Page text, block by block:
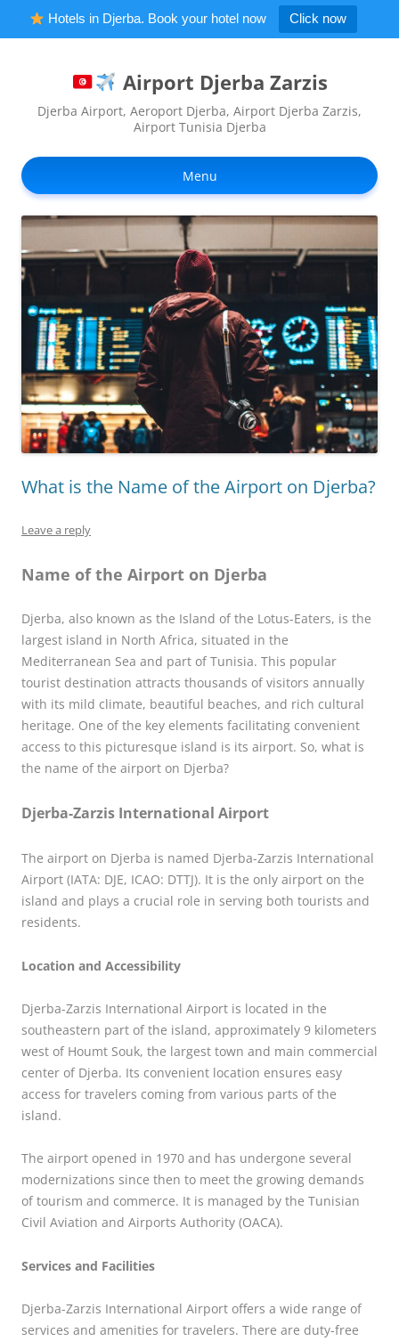
Hotels in Djerba. Book your hotel now Click now
Airport Djerba Zarzis
Djerba Airport, Aeroport Djerba, Airport Djerba Zarzis,
Airport Tunisia Djerba
Menu
What is the Name of the Airport on Djerba?
Leave a reply
Name of the Airport on Djerba
Djerba, also known as the Island of the Lotus-Eaters, is the
largest island in North Africa, situated in the
Mediterranean Sea and part of Tunisia. This popular
tourist destination attracts thousands of visitors annually
with its mild climate, beautiful beaches, and rich cultural
heritage. One of the key elements facilitating convenient
access to this picturesque island is its airport. So, what is
the name of the airport on Djerba?
Djerba-Zarzis International Airport
The airport on Djerba is named Djerba-Zarzis International
Airport (IATA: DJE, ICAO: DTTJ). It is the only airport on the
island and plays a crucial role in serving both tourists and
residents.
Location and Accessibility
Djerba-Zarzis International Airport is located in the
southeastern part of the island, approximately 9 kilometers
west of Houmt Souk, the largest town and main commercial
center of Djerba. Its convenient location ensures easy
access for travelers coming from various parts of the
island.
The airport opened in 1970 and has undergone several
modernizations since then to meet the growing demands
of tourism and commerce. It is managed by the Tunisian
Civil Aviation and Airports Authority (OACA).
Services and Facilities
Djerba-Zarzis International Airport offers a wide range of
services and amenities for travelers. There are duty-free